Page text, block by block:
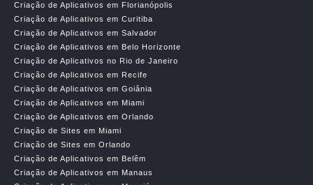
Criação de Aplicativos em Florianópolis
Criação de Aplicativos em Curitiba
Criação de Aplicativos em Salvador
Criação de Aplicativos em Belo Horizonte
Criação de Aplicativos no Rio de Janeiro
Criação de Aplicativos em Recife
Criação de Aplicativos em Goiânia
Criação de Aplicativos em Miami
Criação de Aplicativos em Orlando
Criação de Sites em Miami
Criação de Sites em Orlando
Criação de Aplicativos em Belêm
Criação de Aplicativos em Manaus